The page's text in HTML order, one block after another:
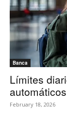
Banca
Límites
February 18, 2026